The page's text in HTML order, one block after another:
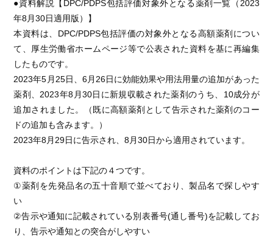
●資料解説【DPC/PDPS包括評価対象外となる薬剤一覧（2023
年8月30日適用版）】
本資料は、DPC/PDPS包括評価の対象外となる高額薬剤につい
て、厚生労働省ホームページ等で公表された資料を基に再編集
したものです。
2023年5月25日、6月26日に効能効果や用法用量の追加があった
薬剤、2023年8月30日に新規収載された薬剤のうち、10成分が
追加されました。（既に高額薬剤として告示された薬剤のコー
ドの追加も含みます。）
2023年8月29日に告示され、8月30日から適用されています。
資料のポイントは下記の４つです。
①薬剤を先発品名の五十音順で並べており、製品名で探しやす
い
②告示や通知に記載されている別表番号(通し番号)を記載してお
り、告示や通知との突合がしやすい